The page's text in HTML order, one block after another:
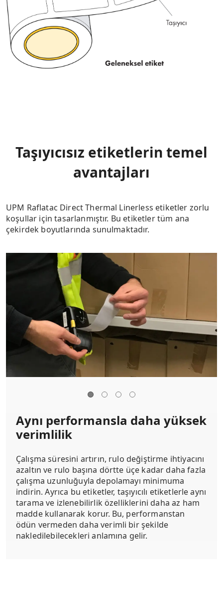
Taşıyıcısız etiketlerin temel
avantajları
UPM Raflatac Direct Thermal Linerless etiketler zorlu
koşullar için tasarlanmıştır. Bu etiketler tüm ana
çekirdek boyutlarında sunulmaktadır.
Aynı performansla daha yüksek
verimlilik
Çalışma süresini artırın, rulo değiştirme ihtiyacını
azaltın ve rulo başına dörtte üçe kadar daha fazla
çalışma uzunluğuyla depolamayı minimuma
indirin. Ayrıca bu etiketler, taşıyıcılı etiketlerle aynı
tarama ve izlenebilirlik özelliklerini daha az ham
madde kullanarak korur. Bu, performanstan
ödün vermeden daha verimli bir şekilde
nakledilebilecekleri anlamına gelir.